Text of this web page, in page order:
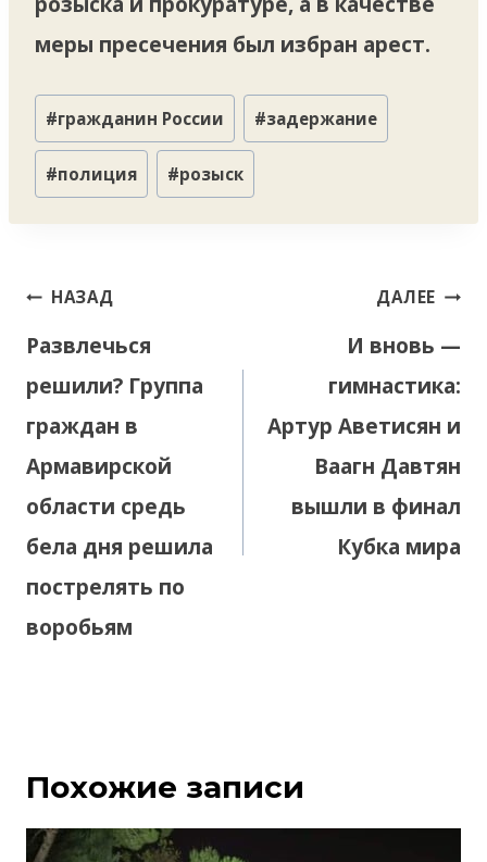
меры пресечения был избран арест.
Метки
записи:
#гражданин России #задержание
#полиция #розыск
Навигация
записям
НАЗАД
Развлечься
решили? Группа
граждан в
Армавирской
области средь
бела дня решила
пострелять по
воробьям
ДАЛЕЕ
И вновь —
гимнастика:
Артур Аветисян и
Ваагн Давтян
вышли в финал
Кубка мира
Похожие записи